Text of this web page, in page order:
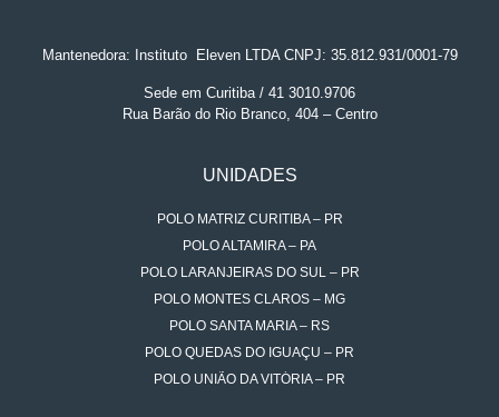
Mantenedora: Instituto. Eleven LTDA CNPJ: 35.812.931/0001-79
Sede em Curitiba / 41 3010.9706
Rua Barão do Rio Branco, 404 – Centro
UNIDADES
POLO MATRIZ CURITIBA – PR
POLO ALTAMIRA – PA
POLO LARANJEIRAS DO SUL – PR
POLO MONTES CLAROS – MG
POLO SANTA MARIA – RS
POLO QUEDAS DO IGUAÇU – PR
POLO UNIÃO DA VITÓRIA – PR